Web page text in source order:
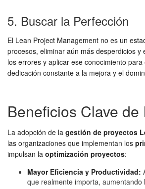
5. Buscar la Perfección
El Lean Project Management no es un
procesos, eliminar aún más desperdicios
los errores y aplicar ese conocimiento
dedicación constante a la mejora y el
Beneficios Clave
La adopción de la gestión de proyectos
las organizaciones que implementan los
impulsan la optimización proyectos:
Mayor Eficiencia y Productividad:
que realmente importa,